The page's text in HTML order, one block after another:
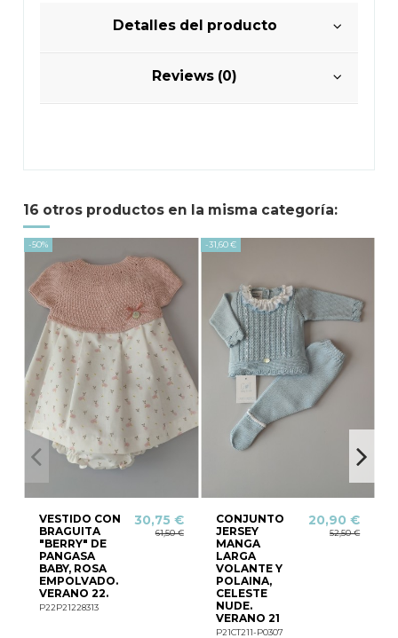
Detalles del producto
Reviews (0)
16 otros productos en la misma categoría:
-50%
VESTIDO CON
BRAGUITA
"BERRY" DE
PANGASA
BABY, ROSA
EMPOLVADO.
VERANO 22.
P22P21228313
30,75 €
61,50 €
-31,60 €
CONJUNTO
JERSEY
MANGA
LARGA
VOLANTE Y
POLAINA,
CELESTE
NUDE.
VERANO 21
P21CT211-P0307
20,90 €
52,50 €